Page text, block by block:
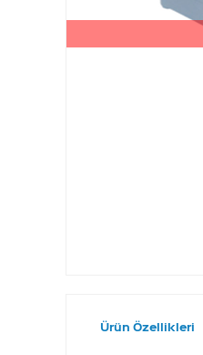
Ürün Özellikleri